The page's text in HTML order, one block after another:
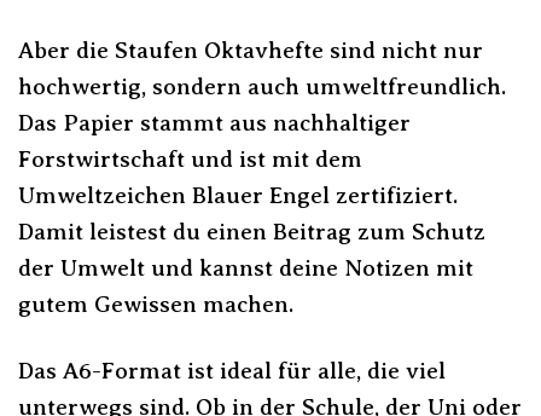
Aber die Staufen Oktavhefte sind nicht nur
hochwertig, sondern auch umweltfreundlich.
Das Papier stammt aus nachhaltiger
Forstwirtschaft und ist mit dem
Umweltzeichen Blauer Engel zertifiziert.
Damit leistest du einen Beitrag zum Schutz
der Umwelt und kannst deine Notizen mit
gutem Gewissen machen.
Das A6-Format ist ideal für alle, die viel
unterwegs sind. Ob in der Schule, der Uni oder